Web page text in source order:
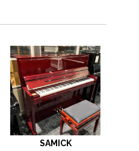
SAMICK